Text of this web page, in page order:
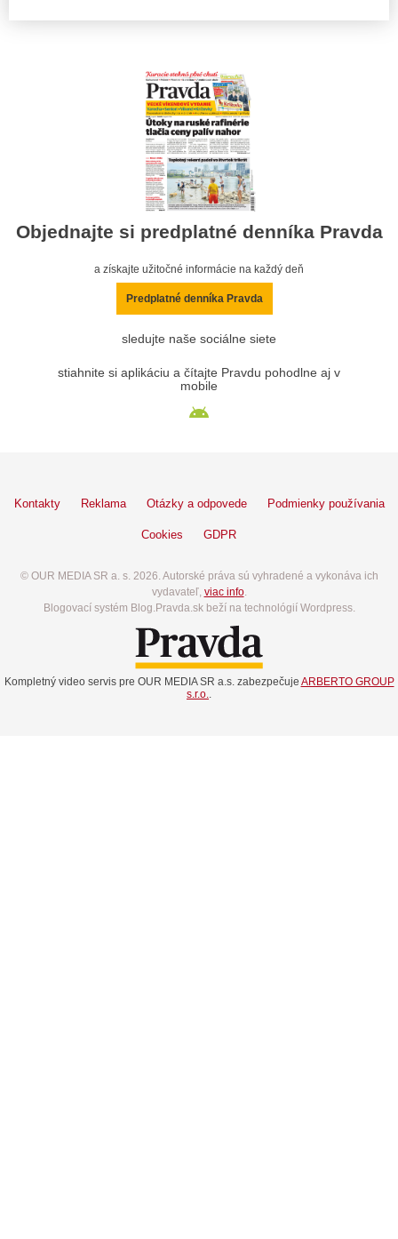
Objednajte si predplatné denníka Pravda
a získajte užitočné informácie na každý deň
Predplatné denníka Pravda
sledujte naše sociálne siete
stiahnite si aplikáciu a čítajte Pravdu pohodlne aj v
mobile
Kontakty Reklama Otázky a odpovede Podmienky používania
Cookies GDPR
© OUR MEDIA SR a. s. 2026. Autorské práva sú vyhradené a vykonáva ich
vydavateľ, viac info.
Blogovací systém Blog.Pravda.sk beží na technológií Wordpress.
Kompletný video servis pre OUR MEDIA SR a.s. zabezpečuje ARBERTO GROUP
s.r.o..